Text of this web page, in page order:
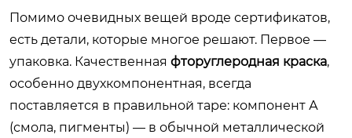
Помимо очевидных вещей вроде сертификатов,
есть детали, которые многое решают. Первое —
упаковка. Качественная фторуглеродная краска,
особенно двухкомпонентная, всегда
поставляется в правильной таре: компонент А
(смола, пигменты) — в обычной металлической